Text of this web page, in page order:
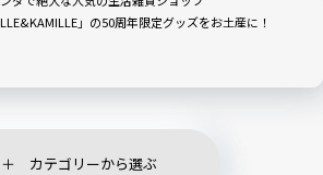
」の50周年限定グッズをお土産に！
カテゴリーから選ぶ